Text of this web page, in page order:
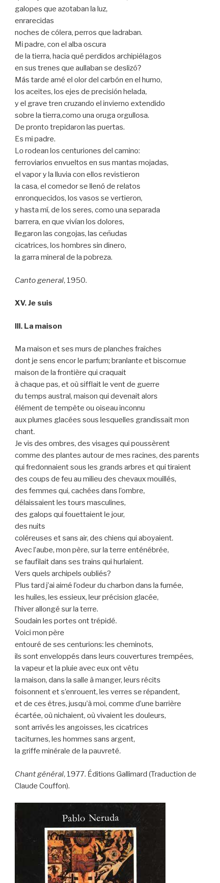
galopes que azotaban la luz,
enrarecidas
noches de cólera, perros que ladraban.
Mi padre, con el alba oscura
de la tierra, hacia qué perdidos archipiélagos
en sus trenes que aullaban se deslizó?
Más tarde amé el olor del carbón en el humo,
los aceites, los ejes de precisión helada,
y el grave tren cruzando el invierno extendido
sobre la tierra,como una oruga orgullosa.
De pronto trepidaron las puertas.
Es mi padre.
Lo rodean los centuriones del camino:
ferroviarios envueltos en sus mantas mojadas,
el vapor y la lluvia con ellos revistieron
la casa, el comedor se llenó de relatos
enronquecidos, los vasos se vertieron,
y hasta mí, de los seres, como una separada
barrera, en que vivían los dolores,
llegaron las congojas, las ceñudas
cicatrices, los hombres sin dinero,
la garra mineral de la pobreza.
Canto general, 1950.
XV. Je suis
III. La maison
Ma maison et ses murs de planches fraîches
dont je sens encor le parfum; branlante et biscornue
maison de la frontière qui craquait
à chaque pas, et où sifflait le vent de guerre
du temps austral, maison qui devenait alors
élément de tempête ou oiseau inconnu
aux plumes glacées sous lesquelles grandissait mon
chant.
Je vis des ombres, des visages qui poussèrent
comme des plantes autour de mes racines, des parents
qui fredonnaient sous les grands arbres et qui tiraient
des coups de feu au milieu des chevaux mouillés,
des femmes qui, cachées dans l’ombre,
délaissaient les tours masculines,
des galops qui fouettaient le jour,
des nuits
coléreuses et sans air, des chiens qui aboyaient.
Avec l’aube, mon père, sur la terre enténébrée,
se faufilait dans ses trains qui hurlaient.
Vers quels archipels oubliés?
Plus tard j’ai aimé l’odeur du charbon dans la fumée,
les huiles, les essieux, leur précision glacée,
l’hiver allongé sur la terre.
Soudain les portes ont trépidé.
Voici mon père
entouré de ses centurions: les cheminots,
ils sont enveloppés dans leurs couvertures trempées,
la vapeur et la pluie avec eux ont vêtu
la maison, dans la salle à manger, leurs récits
foisonnent et s’enrouent, les verres se répandent,
et de ces êtres, jusqu’à moi, comme d’une barrière
écartée, où nichaient, où vivaient les douleurs,
sont arrivés les angoisses, les cicatrices
taciturnes, les hommes sans argent,
la griffe minérale de la pauvreté.
Chant général, 1977. Éditions Gallimard (Traduction de
Claude Couffon).